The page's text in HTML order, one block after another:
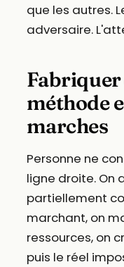
que les autres.
adversaire.
Fabriquer
méthode
marches
Personne ne
ligne droite. On
partiellement
marchant, on
ressources, on
puis le réel